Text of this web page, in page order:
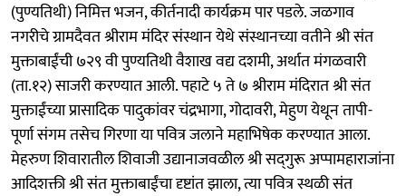
(पुण्यतिथी) निमित्त भजन, कीर्तनादी कार्यक्रम पार पडले. जळगाव
नगरीचे ग्रामदैवत श्रीराम मंदिर संस्थान येथे संस्थानच्या वतीने श्री संत
मुक्ताबाईंची ७२९ वी पुण्यतिथी वैशाख वद्य दशमी, अर्थात मंगळवारी
(ता.१२) साजरी करण्यात आली. पहाटे ५ ते ७ श्रीराम मंदिरात श्री संत
मुक्ताईंच्या प्रासादिक पादुकांवर चंद्रभागा, गोदावरी, मेहुण येथून तापी-
पूर्णा संगम तसेच गिरणा या पवित्र जलाने महाभिषेक करण्यात आला.
मेहरुण शिवारातील शिवाजी उद्यानाजवळील श्री सद्‌गुरू अप्पामहाराजांना
आदिशक्ती श्री संत मुक्ताबाईंचा दृष्टांत झाला, त्या पवित्र स्थळी संत